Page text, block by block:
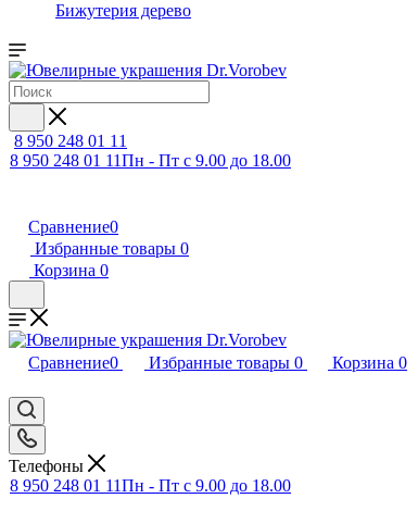
Бижутерия дерево
8 950 248 01 11
8 950 248 01 11Пн - Пт с 9.00 до 18.00
Сравнение0
Избранные товары 0
Корзина 0
Сравнение0 Избранные товары 0 Корзина 0
Телефоны
8 950 248 01 11Пн - Пт с 9.00 до 18.00